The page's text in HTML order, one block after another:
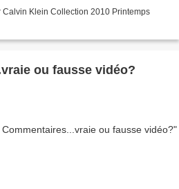
Klein Collection 2010 Printemps
ou fausse vidéo?